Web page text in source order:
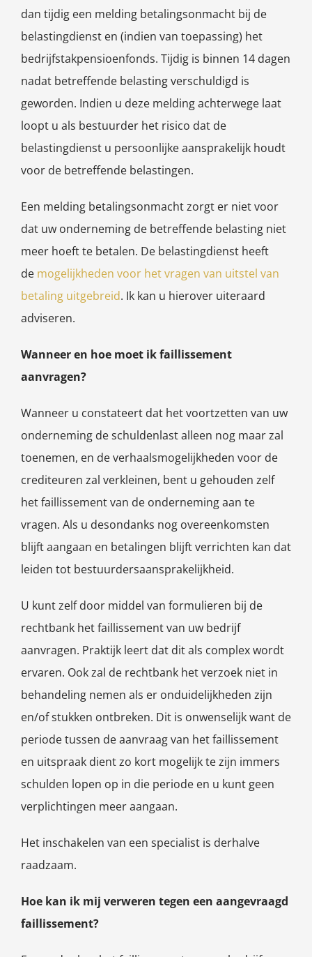
dan tijdig een melding betalingsonmacht bij de
belastingdienst en (indien van toepassing) het
bedrijfstakpensioenfonds. Tijdig is binnen 14 dagen
nadat betreffende belasting verschuldigd is
geworden. Indien u deze melding achterwege laat
loopt u als bestuurder het risico dat de
belastingdienst u persoonlijke aansprakelijk houdt
voor de betreffende belastingen.
Een melding betalingsonmacht zorgt er niet voor
dat uw onderneming de betreffende belasting niet
meer hoeft te betalen. De belastingdienst heeft
de mogelijkheden voor het vragen van uitstel van
betaling uitgebreid. Ik kan u hierover uiteraard
adviseren.
Wanneer en hoe moet ik faillissement
aanvragen?
Wanneer u constateert dat het voortzetten van uw
onderneming de schuldenlast alleen nog maar zal
toenemen, en de verhaalsmogelijkheden voor de
crediteuren zal verkleinen, bent u gehouden zelf
het faillissement van de onderneming aan te
vragen. Als u desondanks nog overeenkomsten
blijft aangaan en betalingen blijft verrichten kan dat
leiden tot bestuurdersaansprakelijkheid.
U kunt zelf door middel van formulieren bij de
rechtbank het faillissement van uw bedrijf
aanvragen. Praktijk leert dat dit als complex wordt
ervaren. Ook zal de rechtbank het verzoek niet in
behandeling nemen als er onduidelijkheden zijn
en/of stukken ontbreken. Dit is onwenselijk want de
periode tussen de aanvraag van het faillissement
en uitspraak dient zo kort mogelijk te zijn immers
schulden lopen op in die periode en u kunt geen
verplichtingen meer aangaan.
Het inschakelen van een specialist is derhalve
raadzaam.
Hoe kan ik mij verweren tegen een aangevraagd
faillissement?